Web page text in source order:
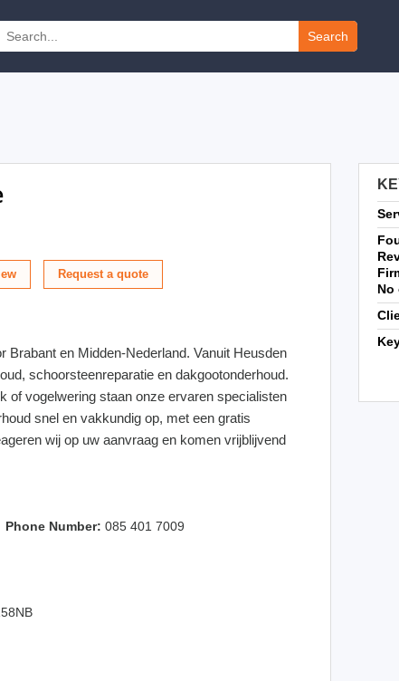
Search
Brabant en Midden-Nederland. Vanuit Heusden
schoorsteenreparatie en dakgootonderhoud.
of vogelwering staan onze ervaren specialisten
snel en vakkundig op, met een gratis
wij op uw aanvraag en komen vrijblijvend
Phone Number: 085 401 7009
No